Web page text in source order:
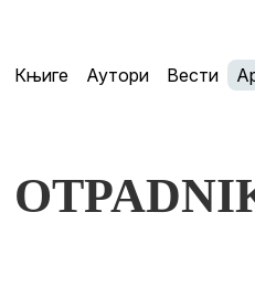
Књиге Аутори Вести